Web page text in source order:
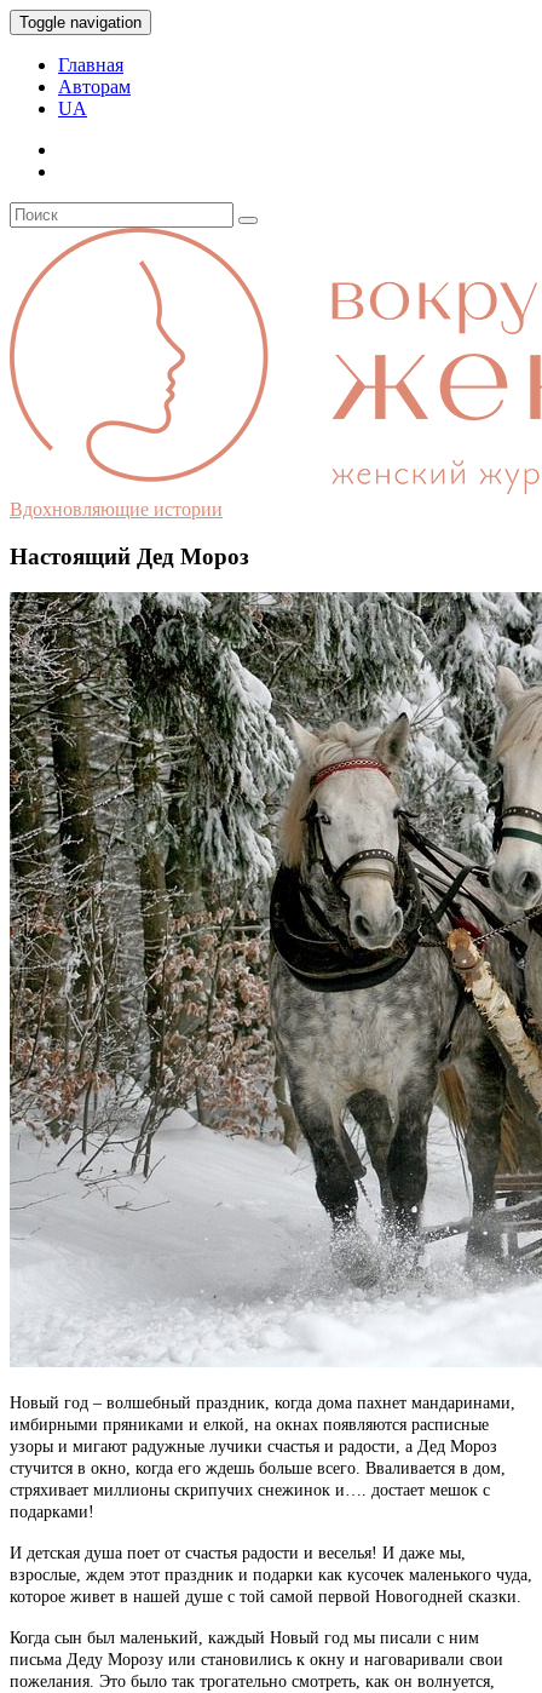
Toggle navigation
Главная
Авторам
UA
Вдохновляющие истории
Настоящий Дед Мороз
Новый год – волшебный праздник, когда дома пахнет мандаринами,
имбирными пряниками и елкой, на окнах появляются расписные
узоры и мигают радужные лучики счастья и радости, а Дед Мороз
стучится в окно, когда его ждешь больше всего. Вваливается в дом,
стряхивает миллионы скрипучих снежинок и…. достает мешок с
подарками!
И детская душа поет от счастья радости и веселья! И даже мы,
взрослые, ждем этот праздник и подарки как кусочек маленького чуда,
которое живет в нашей душе с той самой первой Новогодней сказки.
Когда сын был маленький, каждый Новый год мы писали с ним
письма Деду Морозу или становились к окну и наговаривали свои
пожелания. Это было так трогательно смотреть, как он волнуется,